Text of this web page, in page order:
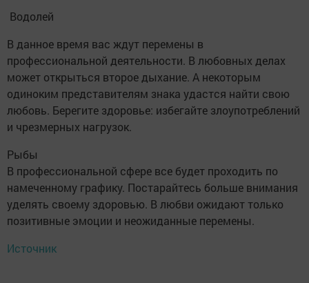
Водолей
В данное время вас ждут перемены в
профессиональной деятельности. В любовных делах
может открыться второе дыхание. А некоторым
одиноким представителям знака удастся найти свою
любовь. Берегите здоровье: избегайте злоупотреблений
и чрезмерных нагрузок.
Рыбы
В профессиональной сфере все будет проходить по
намеченному графику. Постарайтесь больше внимания
уделять своему здоровью. В любви ожидают только
позитивные эмоции и неожиданные перемены.
Источник